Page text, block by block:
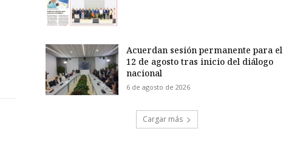
Acuerdan sesión permanente para el
12 de agosto tras inicio del diálogo
nacional
6 de agosto de 2026
Cargar más